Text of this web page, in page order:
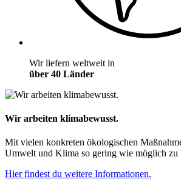
Wir liefern weltweit in
über 40 Länder
Wir arbeiten klimabewusst.
Mit vielen konkreten ökologischen
Umwelt und Klima so gering wie möglich zu
Hier findest du weitere Informationen.